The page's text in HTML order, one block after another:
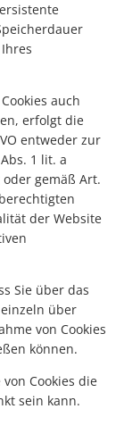
auch
erfolgt die
entweder zur
1 lit. a
gemäß Art.
der Website
Sie über das
über
von Cookies
können.
Cookies die
sein kann.